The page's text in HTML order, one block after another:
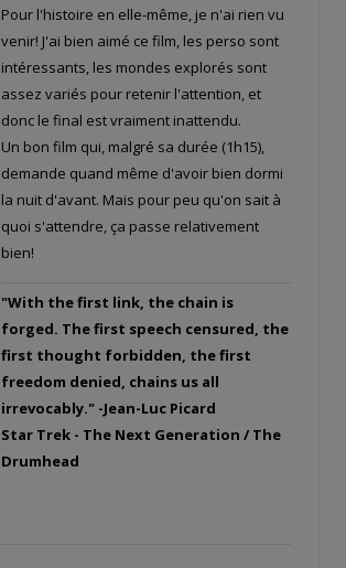
Pour l'histoire en elle-même, je n'ai rien vu
venir! J'ai bien aimé ce film, les perso sont
intéressants, les mondes explorés sont
assez variés pour retenir l'attention, et
donc le final est vraiment inattendu.
Un bon film qui, malgré sa durée (1h15),
demande quand même d'avoir bien dormi
la nuit d'avant. Mais pour peu qu'on sait à
quoi s'attendre, ça passe relativement
bien!
"With the first link, the chain is
forged. The first speech censured, the
first thought forbidden, the first
freedom denied, chains us all
irrevocably." -Jean-Luc Picard
Star Trek - The Next Generation / The
Drumhead